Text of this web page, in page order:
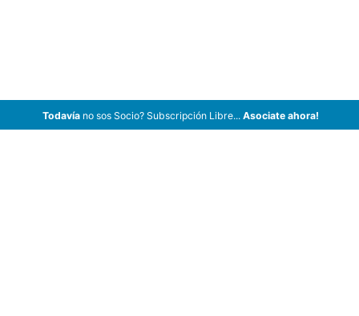
Todavíano sos Socio? Subscripción Libre... Asociate ahora!